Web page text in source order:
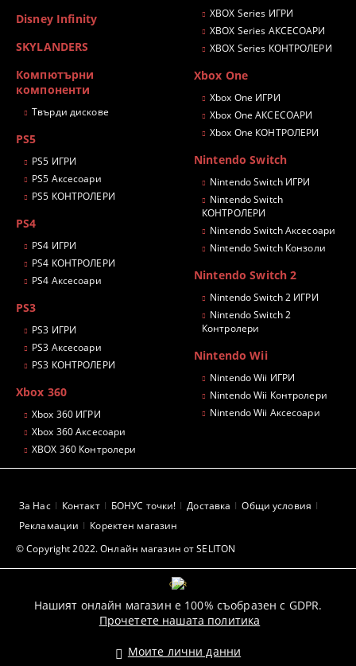
Disney Infinity
SKYLANDERS
Компютърни
компоненти
Твърди дискове
PS5
PS5 ИГРИ
PS5 Аксесоари
PS5 КОНТРОЛЕРИ
PS4
PS4 ИГРИ
PS4 КОНТРОЛЕРИ
PS4 Аксесоари
PS3
PS3 ИГРИ
PS3 Аксесоари
PS3 КОНТРОЛЕРИ
Xbox 360
Xbox 360 ИГРИ
Xbox 360 Аксесоари
XBOX 360 Контролери
XBOX Series ИГРИ
XBOX Series АКСЕСОАРИ
XBOX Series КОНТРОЛЕРИ
Xbox One
Xbox One ИГРИ
Xbox One АКСЕСОАРИ
Xbox One КОНТРОЛЕРИ
Nintendo Switch
Nintendo Switch ИГРИ
Nintendo Switch
КОНТРОЛЕРИ
Nintendo Switch Аксесоари
Nintendo Switch Конзоли
Nintendo Switch 2
Nintendo Switch 2 ИГРИ
Nintendo Switch 2
Контролери
Nintendo Wii
Nintendo Wii ИГРИ
Nintendo Wii Контролери
Nintendo Wii Аксесоари
© Copyright 2022. Онлайн магазин от SELITON
За Нас Контакт БОНУС точки! Доставка
Общи условия
Рекламации
Коректен магазин
GDPR
Нашият онлайн магазин е 100% съобразен с GDPR.
Прочетете нашата политика
Моите лични данни